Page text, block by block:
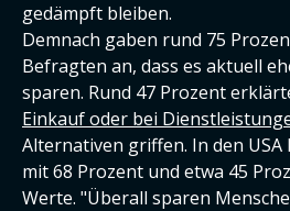
gedämpft bleiben.
Demnach gaben rund 75
Befragten an, dass es aktuell
sparen. Rund 47 Prozent
Einkauf oder bei
Alternativen griffen. In den
mit 68 Prozent und etwa 45
Werte. "Überall sparen